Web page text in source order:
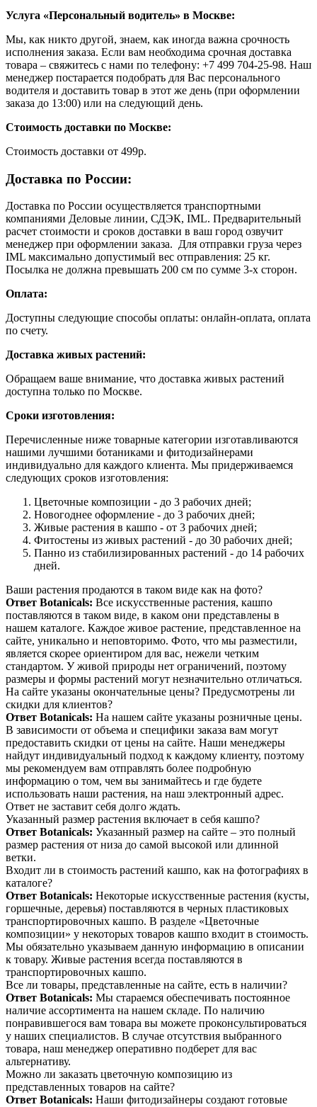
Услуга «Персональный водитель» в Москве:
Мы, как никто другой, знаем, как иногда важна срочность
исполнения заказа. Если вам необходима срочная доставка
товара – свяжитесь с нами по телефону: +7 499 704-25-98. Наш
менеджер постарается подобрать для Вас персонального
водителя и доставить товар в этот же день (при оформлении
заказа до 13:00) или на следующий день.
Стоимость доставки по Москве:
Cтоимость доставки от 499р.
Доставка по России:
Доставка по России осуществляется транспортными
компаниями Деловые линии, СДЭК, IML. Предварительный
расчет стоимости и сроков доставки в ваш город озвучит
менеджер при оформлении заказа. Для отправки груза через
IML максимально допустимый вес отправления: 25 кг.
Посылка не должна превышать 200 см по сумме 3-х сторон.
Оплата:
Доступны следующие способы оплаты: онлайн-оплата, оплата
по счету.
Доставка живых растений:
Обращаем ваше внимание, что доставка живых растений
доступна только по Москве.
Сроки изготовления:
Перечисленные ниже товарные категории изготавливаются
нашими лучшими ботаниками и фитодизайнерами
индивидуально для каждого клиента. Мы придерживаемся
следующих сроков изготовления:
Цветочные композиции - до 3 рабочих дней;
Новогоднее оформление - до 3 рабочих дней;
Живые растения в кашпо - от 3 рабочих дней;
Фитостены из живых растений - до 30 рабочих дней;
Панно из стабилизированных растений - до 14 рабочих
дней.
Ваши растения продаются в таком виде как на фото?
Ответ Botanicals: Все искусственные растения, кашпо
поставляются в таком виде, в каком они представлены в
нашем каталоге. Каждое живое растение, представленное на
сайте, уникально и неповторимо. Фото, что мы разместили,
является скорее ориентиром для вас, нежели четким
стандартом. У живой природы нет ограничений, поэтому
размеры и формы растений могут незначительно отличаться.
На сайте указаны окончательные цены? Предусмотрены ли
скидки для клиентов?
Ответ Botanicals: На нашем сайте указаны розничные цены.
В зависимости от объема и специфики заказа вам могут
предоставить скидки от цены на сайте. Наши менеджеры
найдут индивидуальный подход к каждому клиенту, поэтому
мы рекомендуем вам отправлять более подробную
информацию о том, чем вы занимайтесь и где будете
использовать наши растения, на наш электронный адрес.
Ответ не заставит себя долго ждать.
Указанный размер растения включает в себя кашпо?
Ответ Botanicals: Указанный размер на сайте – это полный
размер растения от низа до самой высокой или длинной
ветки.
Входит ли в стоимость растений кашпо, как на фотографиях в
каталоге?
Ответ Botanicals: Некоторые искусственные растения (кусты,
горшечные, деревья) поставляются в черных пластиковых
транспортировочных кашпо. В разделе «Цветочные
композиции» у некоторых товаров кашпо входит в стоимость.
Мы обязательно указываем данную информацию в описании
к товару. Живые растения всегда поставляются в
транспортировочных кашпо.
Все ли товары, представленные на сайте, есть в наличии?
Ответ Botanicals: Мы стараемся обеспечивать постоянное
наличие ассортимента на нашем складе. По наличию
понравившегося вам товара вы можете проконсультироваться
у наших специалистов. В случае отсутствия выбранного
товара, наш менеджер оперативно подберет для вас
альтернативу.
Можно ли заказать цветочную композицию из
представленных товаров на сайте?
Ответ Botanicals: Наши фитодизайнеры создают готовые